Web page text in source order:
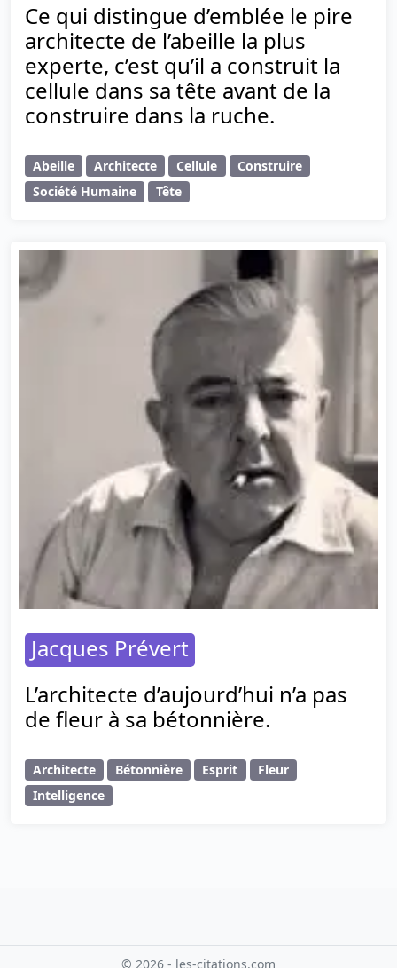
Ce qui distingue d’emblée le pire
architecte de l’abeille la plus
experte, c’est qu’il a construit la
cellule dans sa tête avant de la
construire dans la ruche.
Abeille Architecte Cellule
Construire
Société Humaine
Tête
Jacques Prévert
L’architecte d’aujourd’hui n’a pas
de fleur à sa bétonnière.
Architecte Bétonnière Esprit
Fleur
Intelligence
© 2026 - les-citations.com